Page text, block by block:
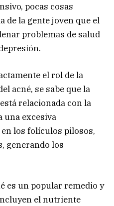
pocas cosas
de la gente joven que el
problemas de salud
el rol de la
acné, se sabe que la
relacionada con la
una excesiva
los folículos pilosos,
generando los
es un popular remedio y
el nutriente